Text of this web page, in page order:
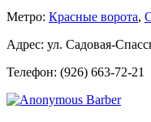
Метро: Красные ворота,
Адрес: ул. Садовая-
Телефон: (926) 663-72-21